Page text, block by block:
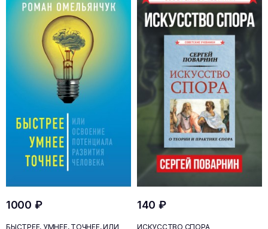
1000 ₽
БЫСТРЕЕ, УМНЕЕ, ТОЧНЕЕ, ИЛИ
140 ₽
ИСКУССТВО СПОРА